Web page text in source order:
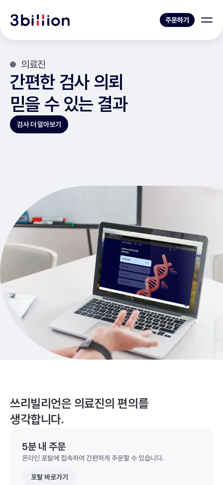
주문하기
의료진
간편한 검사 의뢰
믿을 수 있는 결과
검사 더 알아보기
쓰리빌리언은 의료진의 편의를
생각합니다.
5분 내 주문
온라인 포탈에 접속하여 간편하게 주문할 수 있습니다.
포탈 바로가기